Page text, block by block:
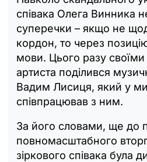
співака Олега Винника
суперечки – якщо не
кордон, то через
мови. Цього разу
артиста поділився
Вадим Лисиця, який у
співпрацював з ним.
За його словами, ще до
повномасштабного
зіркового співака була